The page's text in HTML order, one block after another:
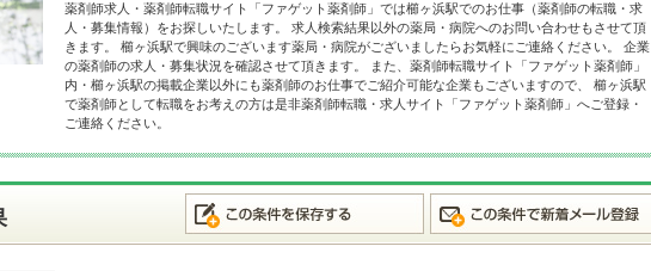
薬剤師求人・薬剤師転職サイト「ファゲット薬剤師」では櫛ヶ浜駅でのお仕事（薬剤師の転職・求
人・募集情報）をお探しいたします。 求人検索結果以外の薬局・病院へのお問い合わせもさせて頂
きます。 櫛ヶ浜駅で興味のございます薬局・病院がございましたらお気軽にご連絡ください。 企業
の薬剤師の求人・募集状況を確認させて頂きます。 また、薬剤師転職サイト「ファゲット薬剤師」
内・櫛ヶ浜駅の掲載企業以外にも薬剤師のお仕事でご紹介可能な企業もございますので、 櫛ヶ浜駅
で薬剤師として転職をお考えの方は是非薬剤師転職・求人サイト「ファゲット薬剤師」へご登録・
ご連絡ください。